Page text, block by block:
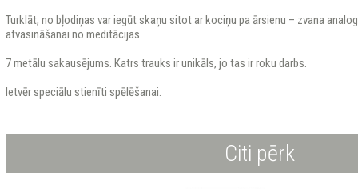
Turklāt, no bļodiņas var iegūt skaņu sitot ar kociņu pa ārsienu – zvana
atvasināšanai no meditācijas.
7 metālu sakausējums. Katrs trauks ir unikāls, jo tas ir roku darbs.
Ietvēr speciālu stienīti spēlēšanai.
Citi pērk